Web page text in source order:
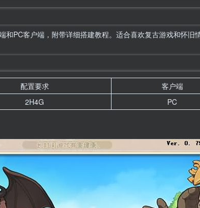
PC客户端，附带详细搭建教程。适合喜欢复古游戏和怀
配置要求 客户端
2H4G PC